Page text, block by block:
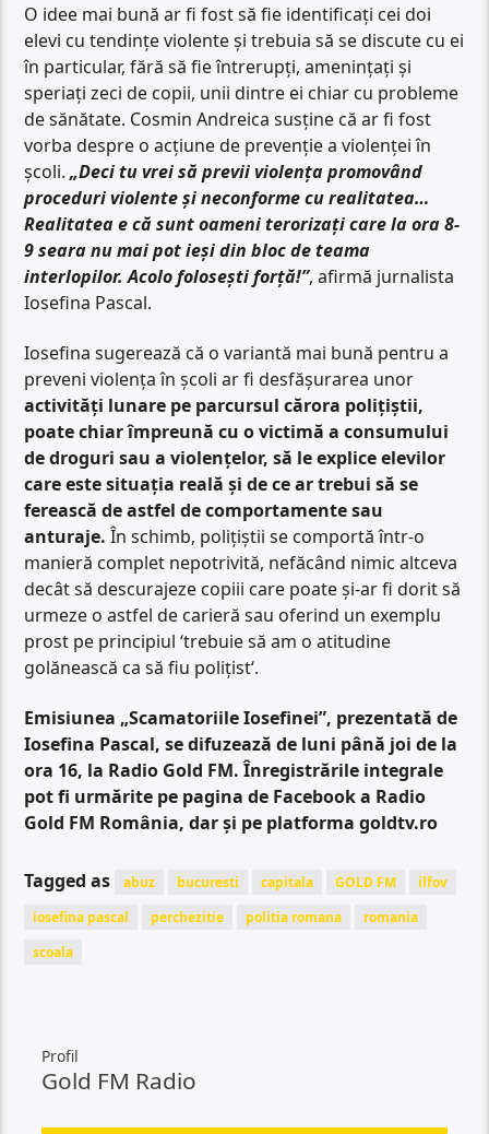
O idee mai bună ar fi fost să fie identificați cei doi
elevi cu tendințe violente și trebuia să se discute cu ei
în particular, fără să fie întrerupți, amenințați și
speriați zeci de copii, unii dintre ei chiar cu probleme
de sănătate. Cosmin Andreica susține că ar fi fost
vorba despre o acțiune de prevenție a violenței în
școli.„Deci tu vrei să previi violența promovând
proceduri violente și neconforme cu realitatea…
Realitatea e că sunt oameni terorizați care la ora 8-
9 seara nu mai pot ieși din bloc de teama
interlopilor. Acolo folosești forță!”, afirmă jurnalista
Iosefina Pascal.
Iosefina sugerează că o variantă mai bună pentru a
preveni violența în școli ar fi desfășurarea unor
activități lunare pe parcursul cărora polițiștii,
poate chiar împreună cu o victimă a consumului
de droguri sau a violențelor, să le explice elevilor
care este situația reală și de ce ar trebui să se
ferească de astfel de comportamente sau
anturaje. În schimb, polițiștii se comportă într-o
manieră complet nepotrivită, nefăcând nimic altceva
decât să descurajeze copiii care poate și-ar fi dorit să
urmeze o astfel de carieră sau oferind un exemplu
prost pe principiul ‘trebuie să am o atitudine
golănească ca să fiu polițist‘.
Emisiunea „Scamatoriile Iosefinei”, prezentată de
Iosefina Pascal, se difuzează de luni până joi de la
ora 16, la Radio Gold FM. Înregistrările integrale
pot fi urmărite pe pagina de Facebook a Radio
Gold FM România, dar și pe platforma goldtv.ro
Tagged as abuz bucuresti capitala GOLD FM
ilfov
iosefina pascal
perchezitie politia romana
romania
scoala
Profil
Gold FM Radio